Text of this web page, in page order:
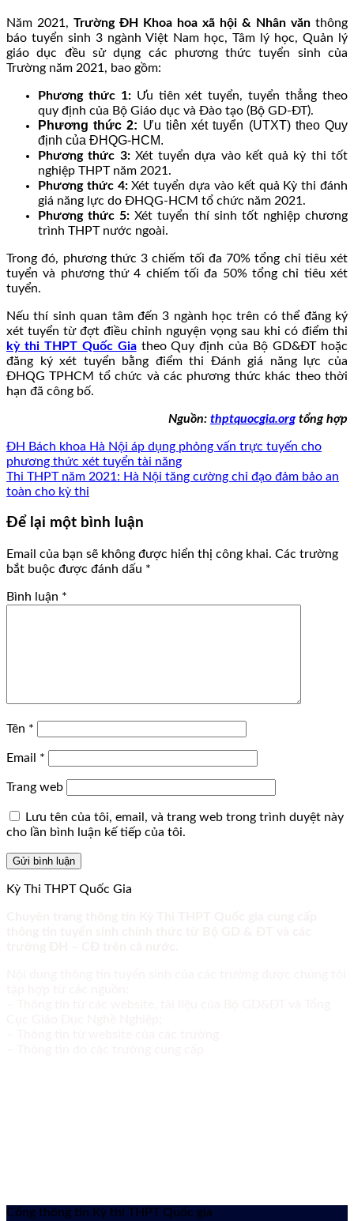
Năm 2021, Trường ĐH Khoa hoa xã hội & Nhân văn thông
báo tuyển sinh 3 ngành Việt Nam học, Tâm lý học, Quản lý
giáo dục đều sử dụng các phương thức tuyển sinh của
Trường năm 2021, bao gồm:
Phương thức 1:Ưu tiên xét tuyển, tuyển thẳng theo
quy định của Bộ Giáo dục và Đào tạo (Bộ GD-ĐT).
Phương thức 2: Ưu tiên xét tuyển (UTXT) theo Quy
định của ĐHQG-HCM.
Phương thức 3:Xét tuyển dựa vào kết quả kỳ thi tốt
nghiệp THPT năm 2021.
Phương thức 4:Xét tuyển dựa vào kết quả Kỳ thi đánh
giá năng lực do ĐHQG-HCM tổ chức năm 2021.
Phương thức 5: Xét tuyển thí sinh tốt nghiệp chương
trình THPT nước ngoài.
Trong đó, phương thức 3 chiếm tối đa 70% tổng chỉ tiêu xét
tuyển và phương thứ 4 chiếm tối đa 50% tổng chỉ tiêu xét
tuyển.
Nếu thí sinh quan tâm đến 3 ngành học trên có thể đăng ký
xét tuyển từ đợt điều chỉnh nguyện vọng sau khi có điểm thi
kỳ thi THPT Quốc Giatheo Quy định của Bộ GD&ĐT hoặc
đăng ký xét tuyển bằng điểm thi Đánh giá năng lực của
ĐHQG TPHCM tổ chức và các phương thức khác theo thời
hạn đã công bố.
Nguồn: thptquocgia.orgtổng hợp
ĐH Bách khoa Hà Nội áp dụng phỏng vấn trực tuyến cho
phương thức xét tuyển tài năng
Thi THPT năm 2021: Hà Nội tăng cường chỉ đạo đảm bảo an
toàn cho kỳ thi
Để lại một bình luận
Email của bạn sẽ không được hiển thị công khai. Các trường
bắt buộc được đánh dấu *
Bình luận *
Tên *
Email *
Trang web
Lưu tên của tôi, email, và trang web trong trình duyệt này
cho lần bình luận kế tiếp của tôi.
Kỳ Thi THPT Quốc Gia
Cổng thông tin Kỳ thi THPT Quốc gia